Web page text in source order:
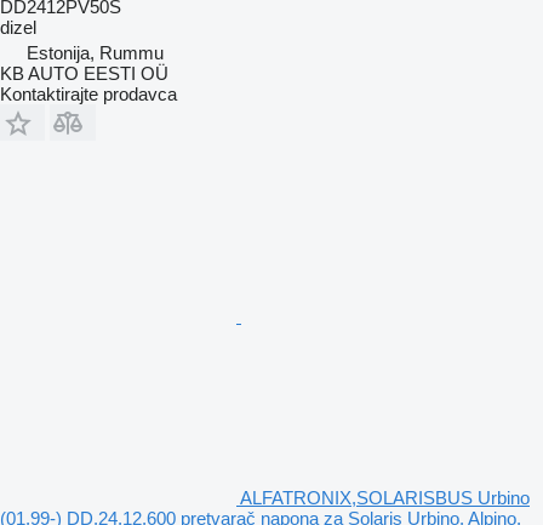
DD2412PV50S
dizel
Estonija, Rummu
KB AUTO EESTI OÜ
Kontaktirajte prodavca
ALFATRONIX,SOLARISBUS Urbino
(01.99-) DD.24.12.600 pretvarač napona za Solaris Urbino, Alpino,